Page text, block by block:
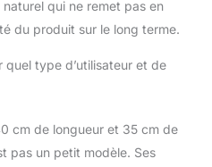
naturel qui ne remet pas en
du produit sur le long terme.
quel type d’utilisateur et de
cm de longueur et 35 cm de
pas un petit modèle. Ses